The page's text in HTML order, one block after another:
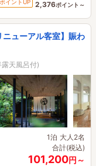
ポイントUP 2,376ポイント～
ニューアル客室】賑わ
天風呂付)
1泊 大人2名
合計(税込)
101,200円～